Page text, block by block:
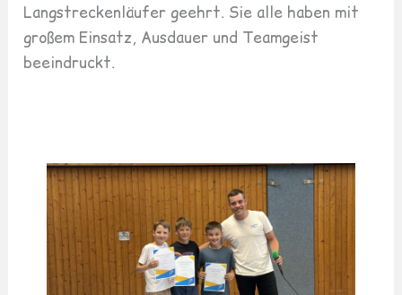
Langstreckenläufer geehrt. Sie alle haben mit
großem Einsatz, Ausdauer und Teamgeist
beeindruckt.